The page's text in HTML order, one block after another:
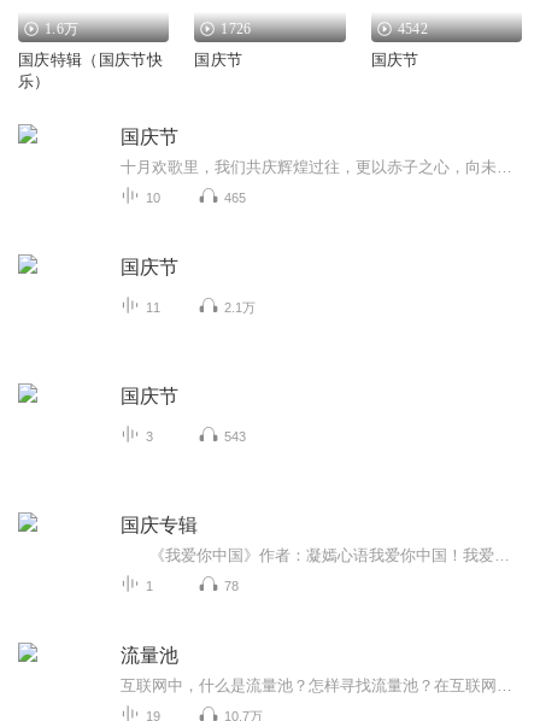
1.6万
国庆特辑（国庆节快
乐）
1726
国庆节
4542
国庆节
国庆节
10 465
国庆节
11 2.1万
国庆节
3 543
国庆专辑
1 78
流量池
19 10.7万